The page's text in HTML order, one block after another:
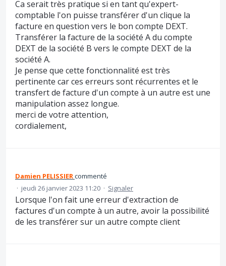
Ca serait très pratique si en tant qu'expert-
comptable l'on puisse transférer d'un clique la
facture en question vers le bon compte DEXT.
Transférer la facture de la société A du compte
DEXT de la société B vers le compte DEXT de la
société A.
Je pense que cette fonctionnalité est très
pertinente car ces erreurs sont récurrentes et le
transfert de facture d'un compte à un autre est une
manipulation assez longue.
merci de votre attention,
cordialement,
Damien PELISSIER commenté
· jeudi 26 janvier 2023 11:20 · Signaler
Lorsque l'on fait une erreur d'extraction de
factures d'un compte à un autre, avoir la possibilité
de les transférer sur un autre compte client